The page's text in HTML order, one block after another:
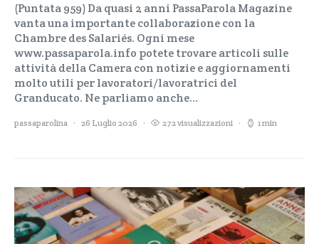
(Puntata 959) Da quasi 2 anni PassaParola Magazine
vanta una importante collaborazione con la
Chambre des Salariés. Ogni mese
www.passaparola.info potete trovare articoli sulle
attività della Camera con notizie e aggiornamenti
molto utili per lavoratori/lavoratrici del
Granducato. Ne parliamo anche…
passaparolina 26 Luglio 2026 272 visualizzazioni 1 min